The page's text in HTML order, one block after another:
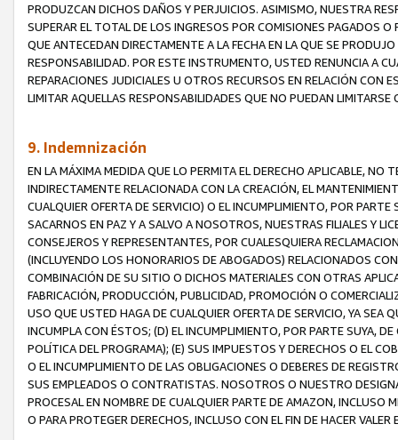
PRODUZCAN DICHOS DAÑOS Y PERJUICIOS. ASIMISMO, NUESTRA
SUPERAR EL TOTAL DE LOS INGRESOS POR COMISIONES PAGADOS
QUE ANTECEDAN DIRECTAMENTE A LA FECHA EN LA QUE SE
RESPONSABILIDAD. POR ESTE INSTRUMENTO, USTED RENUNCIA A
REPARACIONES JUDICIALES U OTROS RECURSOS EN RELACIÓN CON
LIMITAR AQUELLAS RESPONSABILIDADES QUE NO PUEDAN LIMITARSE
9. Indemnización
EN LA MÁXIMA MEDIDA QUE LO PERMITA EL DERECHO APLICABLE,
INDIRECTAMENTE RELACIONADA CON LA CREACIÓN, EL
CUALQUIER OFERTA DE SERVICIO) O EL INCUMPLIMIENTO, POR
SACARNOS EN PAZ Y A SALVO A NOSOTROS, NUESTRAS FILIALES Y
CONSEJEROS Y REPRESENTANTES, POR CUALESQUIERA
(INCLUYENDO LOS HONORARIOS DE ABOGADOS) RELACIONADOS
COMBINACIÓN DE SU SITIO O DICHOS MATERIALES CON OTRAS
FABRICACIÓN, PRODUCCIÓN, PUBLICIDAD, PROMOCIÓN O
USO QUE USTED HAGA DE CUALQUIER OFERTA DE SERVICIO, YA SEA
INCUMPLA CON ÉSTOS; (D) EL INCUMPLIMIENTO, POR PARTE SUYA,
POLÍTICA DEL PROGRAMA); (E) SUS IMPUESTOS Y DERECHOS O EL
O EL INCUMPLIMIENTO DE LAS OBLIGACIONES O DEBERES DE
SUS EMPLEADOS O CONTRATISTAS. NOSOTROS O NUESTRO
PROCESAL EN NOMBRE DE CUALQUIER PARTE DE AMAZON, INCLUSO
O PARA PROTEGER DERECHOS, INCLUSO CON EL FIN DE HACER VALER